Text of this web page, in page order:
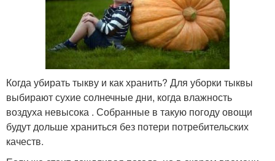
Когда убирать тыкву и как хранить? Для уборки тыквы
выбирают сухие солнечные дни, когда влажность
воздуха невысока . Собранные в такую погоду овощи
будут дольше храниться без потери потребительских
качеств.